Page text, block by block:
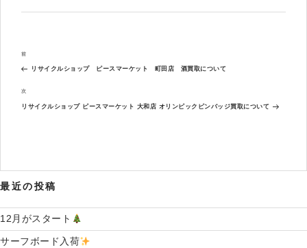
稿
ナ
ゲ
ー
過
去
投
稿
前
リサイクルショップ ピースマーケット 町田店 酒買取について
次
の
次
リサイクルショップ ピースマーケット 大和店 オリンピックピンバッジ買取について
最近の投稿
12月がスタート
サーフボード入荷